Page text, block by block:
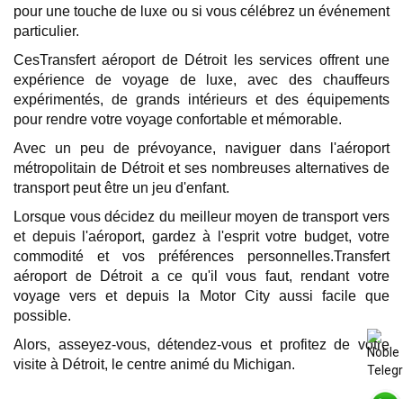
pour une touche de luxe ou si vous célébrez un événement
particulier.
CesTransfert aéroport de Détroit les services offrent une
expérience de voyage de luxe, avec des chauffeurs
expérimentés, de grands intérieurs et des équipements
pour rendre votre voyage confortable et mémorable.
Avec un peu de prévoyance, naviguer dans l'aéroport
métropolitain de Détroit et ses nombreuses alternatives de
transport peut être un jeu d'enfant.
Lorsque vous décidez du meilleur moyen de transport vers
et depuis l'aéroport, gardez à l'esprit votre budget, votre
commodité et vos préférences personnelles.Transfert
aéroport de Détroit a ce qu'il vous faut, rendant votre
voyage vers et depuis la Motor City aussi facile que
possible.
Alors, asseyez-vous, détendez-vous et profitez de votre
visite à Détroit, le centre animé du Michigan.